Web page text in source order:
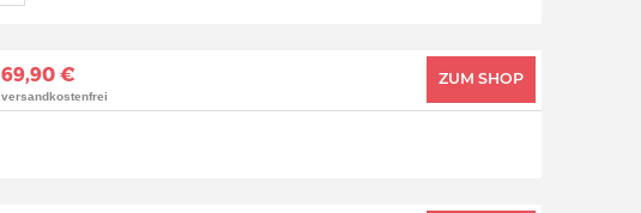
69,90 €
versandkostenfrei
ZUM SHOP